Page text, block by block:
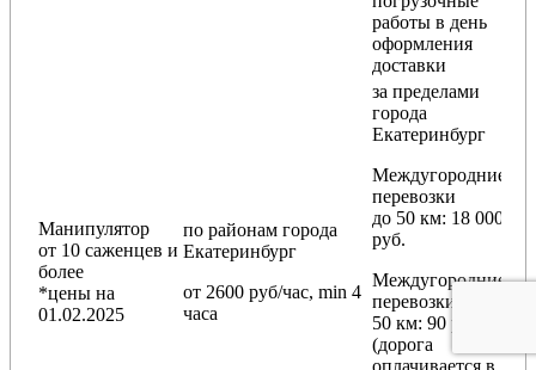
работы в день
оформления
доставки
Манипулятор
от 10 саженцев и
более
*цены на
01.02.2025
по районам города
Екатеринбург
от 2600 руб/час, min 4
часа
за пределами
города
Екатеринбург
Междугородние
перевозки
до 50 км: 18 000
руб.
Междугородние
перевозки
50 км: 90 руб./км
(дорога